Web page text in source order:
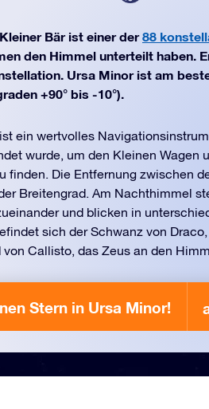
Bär ist einer der88
den Himmel unterteilt haben.
Ursa Minor ist am
+90° bis -10°).
ein wertvolles
wurde, um den Kleinen Wagen
finden. Die Entfernung zwischen
Breitengrad. Am Nachthimmel
und blicken in
sich der Schwanz von
Callisto, das Zeus an den
Stern in Ursa Minor!